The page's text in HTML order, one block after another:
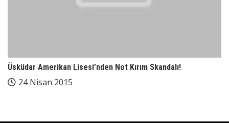
Üsküdar Amerikan Lisesi’nden Not Kırım Skandalı!
24 Nisan 2015